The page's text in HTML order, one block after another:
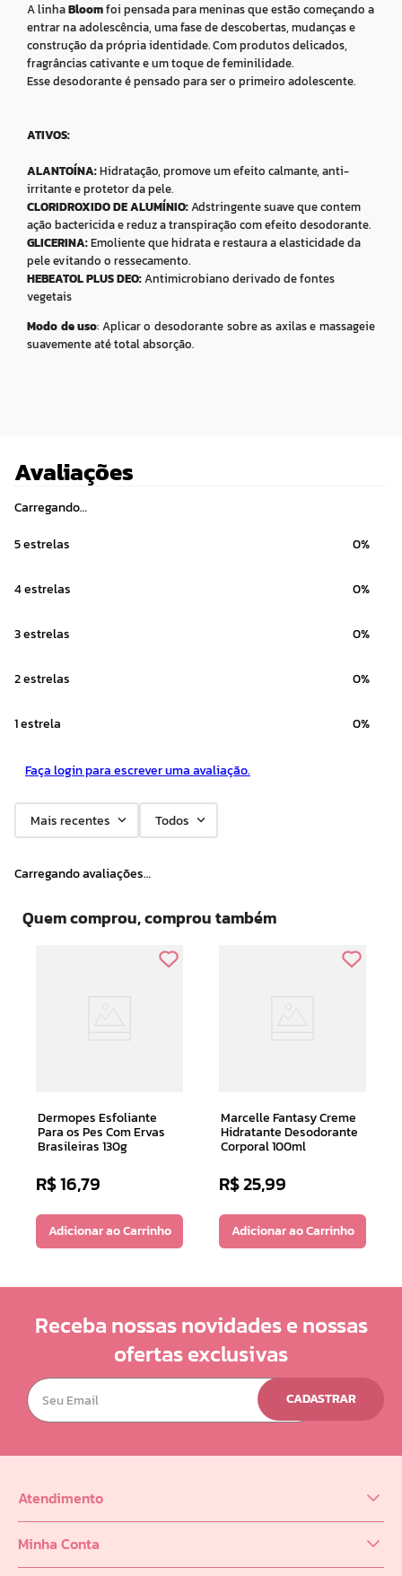
A linhaBloomfoi pensada para meninas que estão começando a
entrar na adolescência, uma fase de descobertas, mudanças e
construção da própria identidade. Com produtos delicados,
fragrâncias cativante e um toque de feminilidade.
Esse desodorante é pensado para ser o primeiro adolescente.
ATIVOS:
ALANTOÍNA:Hidratação, promove um efeito calmante, anti-
irritante e protetor da pele.
CLORIDROXIDO DE ALUMÍNIO:Adstringente suave que contem
ação bactericida e reduz a transpiração com efeito desodorante.
GLICERINA:Emoliente que hidrata e restaura a elasticidade da
pele evitando o ressecamento.
HEBEATOL PLUS DEO:Antimicrobiano derivado de fontes
vegetais
Modo de uso: Aplicar o desodorante sobre as axilas e massageie
suavemente até total absorção.
Avaliações
Carregando…
5 estrelas 0%
4 estrelas 0%
3 estrelas 0%
2 estrelas 0%
1 estrela 0%
Faça login para escrever uma avaliação.
Mais recentes Todos
Carregando avaliações…
Quem comprou, comprou também
Dermopes Esfoliante
Para os Pes Com Ervas
Brasileiras 130g
R$16,79
Adicionar ao Carrinho
Marcelle Fantasy Creme
Hidratante Desodorante
Corporal 100ml
R$25,99
Adicionar ao Carrinho
Receba nossas novidades e nossas
ofertas exclusivas
CADASTRAR
Atendimento
(62) 98218-0625
Minha Conta